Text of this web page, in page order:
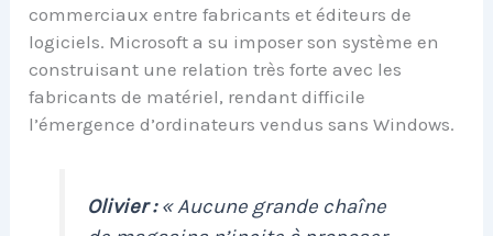
commerciaux entre fabricants et éditeurs de
logiciels. Microsoft a su imposer son système en
construisant une relation très forte avec les
fabricants de matériel, rendant difficile
l’émergence d’ordinateurs vendus sans Windows.
Olivier :« Aucune grande chaîne